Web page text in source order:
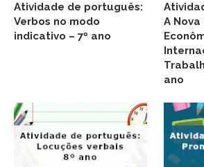
Atividade de português:
Verbos no modo
indicativo – 7º ano
A Nova
ano